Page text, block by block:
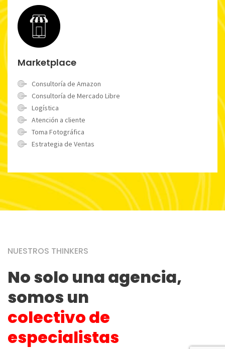
Marketplace
Consultoría de Amazon
Consultoría de Mercado Libre
Logística
Atención a cliente
Toma Fotográfica
Estrategia de Ventas
NUESTROS THINKERS
No solo una agencia,
somos un
colectivo de
especialistas